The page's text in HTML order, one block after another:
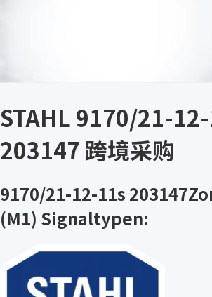
STAHL 9170/21-
203147 跨境采购
9170/21-12-11s
(M1) Signaltypen: